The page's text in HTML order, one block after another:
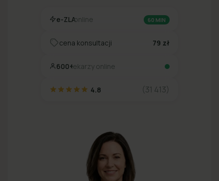
e-ZLAonline 60 MIN
cena konsultacji 79 zł
600+lekarzy online
4.8 (31 413)